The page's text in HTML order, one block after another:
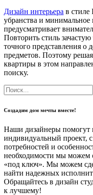
Дизайн интерьера в стиле
убранства и минимальное
предусматривает
Повторить стиль
точного представления о
предметов. Поэтому
квартиры в этом
поиску.
Создадим дом мечты вместе!
Наши дизайнеры помогут
индивидуальный проект,
потребностей и
необходимости мы можем
«под ключ». Мы можем
найти надежных
Обращайтесь в дизайн
к лучшему!